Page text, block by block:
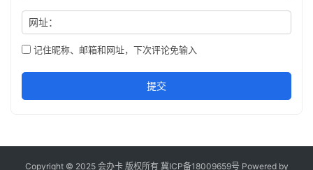
网址：
记住昵称、邮箱和网址，下次评论免输入
提交
Copyright © 2025 会办卡 版权所有 冀ICP备18009659号 Powered by